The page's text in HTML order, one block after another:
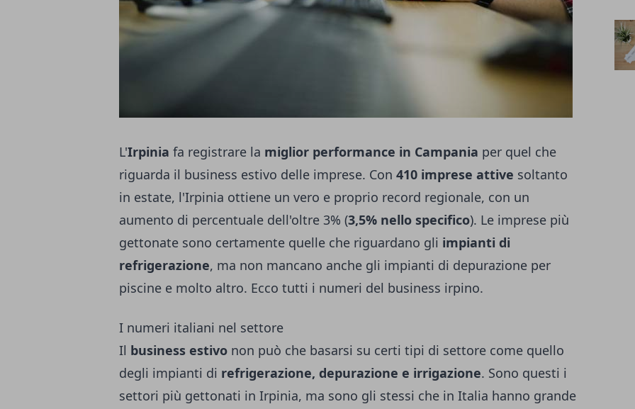
L'Irpinia fa registrare la miglior performance in Campania per quel che
riguarda il business estivo delle imprese. Con 410 imprese attive soltanto
in estate, l'Irpinia ottiene un vero e proprio record regionale, con un
aumento di percentuale dell'oltre 3% (3,5% nello specifico). Le imprese più
gettonate sono certamente quelle che riguardano gli impianti di
refrigerazione, ma non mancano anche gli impianti di depurazione per
piscine e molto altro. Ecco tutti i numeri del business irpino.
I numeri italiani nel settore
Il business estivo non può che basarsi su certi tipi di settore come quello
degli impianti di refrigerazione, depurazione e irrigazione. Sono questi i
settori più gettonati in Irpinia, ma sono gli stessi che in Italia hanno grande